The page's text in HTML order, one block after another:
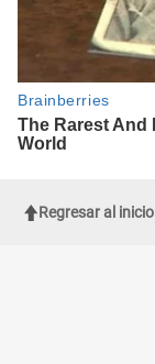
Regresar al inicio